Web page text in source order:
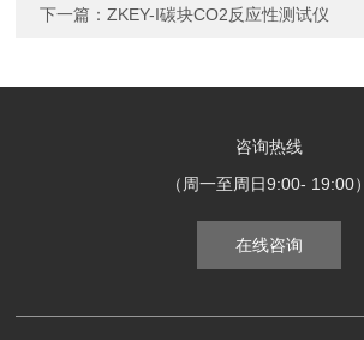
下一篇：ZKEY-I碳块CO2反应性测试仪
咨询热线
（周一至周日9:00- 19:00）
在线咨询